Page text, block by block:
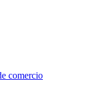
comercio